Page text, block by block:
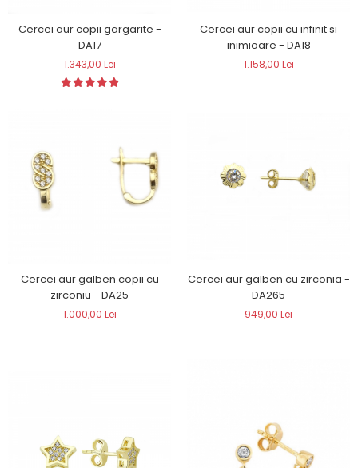
Cercei aur copii gargarite -
DA17
1.343,00 Lei
Cercei aur copii cu infinit si
inimioare - DA18
1.158,00 Lei
Cercei aur galben copii cu
zirconiu - DA25
1.000,00 Lei
Cercei aur galben cu zirconia -
DA265
949,00 Lei